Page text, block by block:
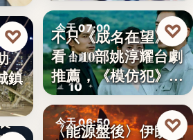
鎮
♡ 今天 07:00
台劇推薦
10
不只《成名在望》好
看！10部姚淳耀台劇
推薦，《模仿犯》
變…
♡
今天 06:50
〈能源盤後〉伊朗擬
♡